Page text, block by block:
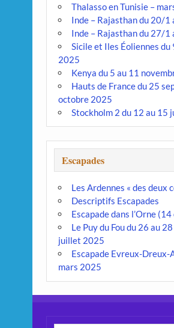
Thalasso en Tunisie –
Inde – Rajasthan du 20/
Inde – Rajasthan du 27/
Sicile et Iles Éoliennes
2025
Kenya du 5 au 11
Hauts de France du 25
octobre 2025
Stockholm 2 du 12 au 15
Escapades
Les Ardennes « des deux
Descriptifs Escapades
Escapade dans l’Orne
Le Puy du Fou du 26 au
juillet 2025
Escapade Evreux-Dreux-
mars 2025